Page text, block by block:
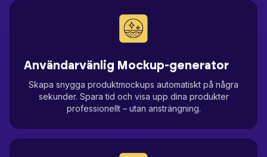
Användarvänlig Mockup-generator
Skapa snygga produktmockups automatiskt på några
sekunder. Spara tid och visa upp dina produkter
professionellt – utan ansträngning.